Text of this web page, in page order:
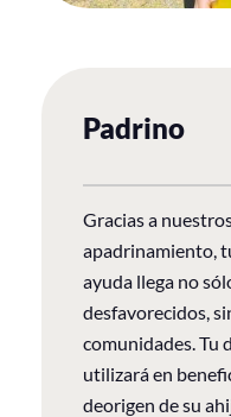
Padrino
Gracias a
apadrinamiento,
ayuda llega no
desfavorecidos,
comunidades. Tu
utilizará en
deorigen de su